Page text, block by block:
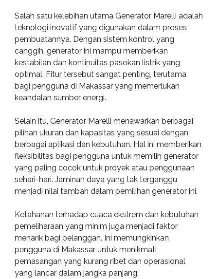
Salah satu kelebihan utama Generator Marelli adalah
teknologi inovatif yang digunakan dalam proses
pembuatannya. Dengan sistem kontrol yang
canggih, generator ini mampu memberikan
kestabilan dan kontinuitas pasokan listrik yang
optimal. Fitur tersebut sangat penting, terutama
bagi pengguna di Makassar yang memerlukan
keandalan sumber energi.
Selain itu, Generator Marelli menawarkan berbagai
pilihan ukuran dan kapasitas yang sesuai dengan
berbagai aplikasi dan kebutuhan. Hal ini memberikan
fleksibilitas bagi pengguna untuk memilih generator
yang paling cocok untuk proyek atau penggunaan
sehari-hari. Jaminan daya yang tak terganggu
menjadi nilai tambah dalam pemilihan generator ini.
Ketahanan terhadap cuaca ekstrem dan kebutuhan
pemeliharaan yang minim juga menjadi faktor
menarik bagi pelanggan. Ini memungkinkan
pengguna di Makassar untuk menikmati
pemasangan yang kurang ribet dan operasional
yang lancar dalam jangka panjang.